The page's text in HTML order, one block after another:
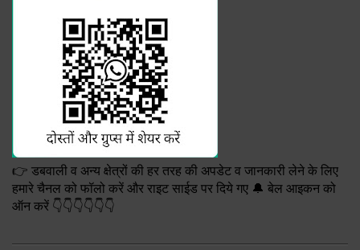
👉 डबवाली व अन्य क्षेत्रों की हर तरह की अपडेट व जानकारी लेने के लिए
हमारे चैनल को फॉलो करें और राइट साईड पर दिये गए 🔔 बेल आइकन को
ऑन करें 👇👇👇👇👇👇